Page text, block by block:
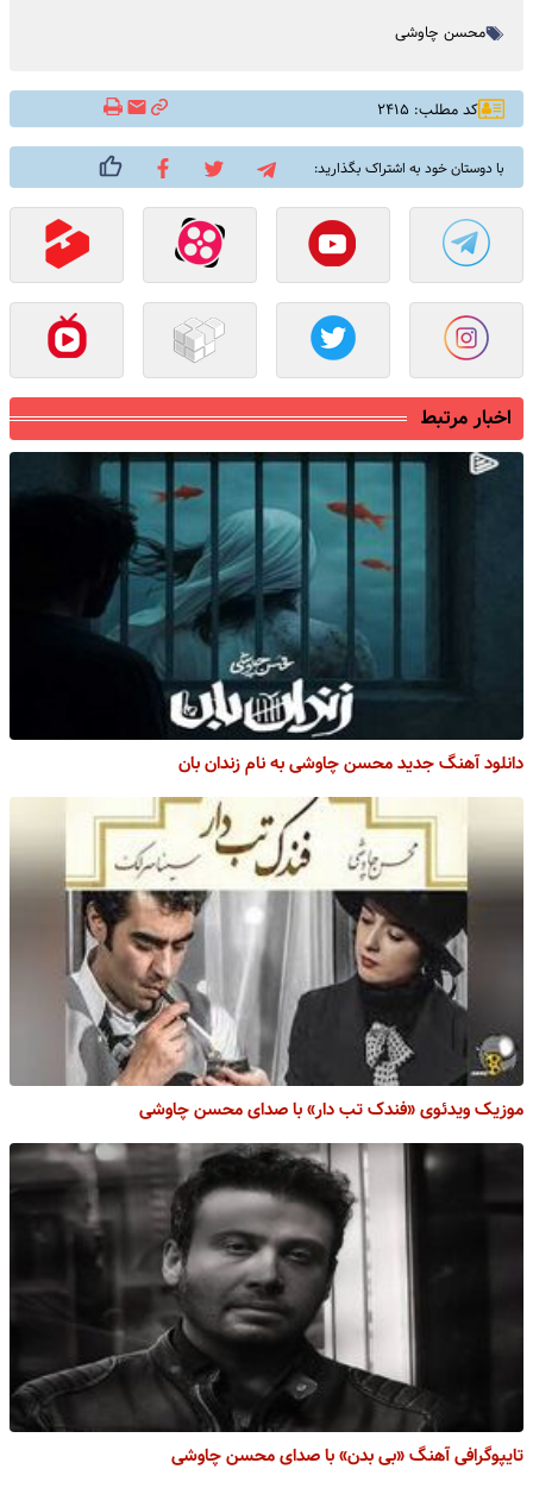
محسن چاوشی
کد مطلب: ۲۴۱۵
با دوستان خود به اشتراک بگذارید:
اخبار مرتبط
دانلود آهنگ جدید محسن چاوشی به نام زندان بان
موزیک ویدئوی «فندک تب دار» با صدای محسن چاوشی
تایپوگرافی آهنگ «بی بدن» با صدای محسن چاوشی